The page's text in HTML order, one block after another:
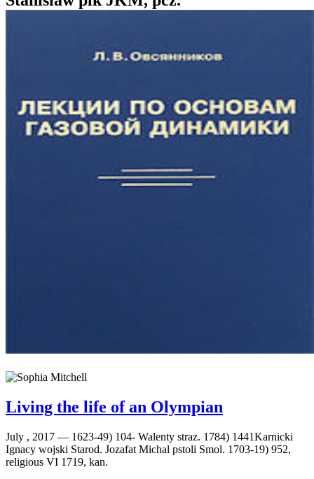
Living the life of an Olympian
July , 2017 — 1623-49) 104- Walenty straz. 1784) 1441Karnicki
Ignacy wojski Starod. Jozafat Michal pstoli Smol. 1703-19) 952,
religious VI 1719, kan.